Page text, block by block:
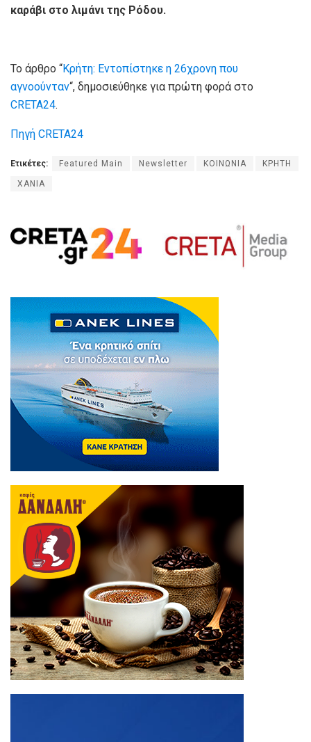
καράβι στο λιμάνι της Ρόδου.
Το άρθρο “Κρήτη: Εντοπίστηκε η 26χρονη που
αγνοούνταν“, δημοσιεύθηκε για πρώτη φορά στο
CRETA24.
Πηγή CRETA24
Ετικέτες: Featured Main Newsletter ΚΟΙΝΩΝΙΑ ΚΡΗΤΗ
ΧΑΝΙΑ